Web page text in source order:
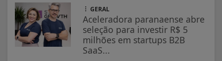
GERAL
Aceleradora paranaense abre
seleção para investir R$ 5
milhões em startups B2B
SaaS...